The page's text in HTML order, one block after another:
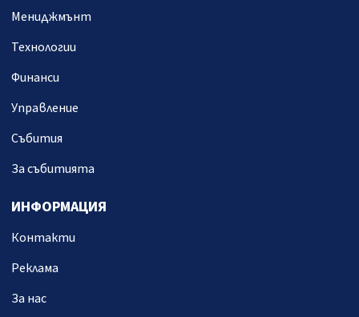
Мениджмънт
Технологии
Финанси
Управление
Събития
За събитията
ИНФОРМАЦИЯ
Контакти
Реклама
За нас